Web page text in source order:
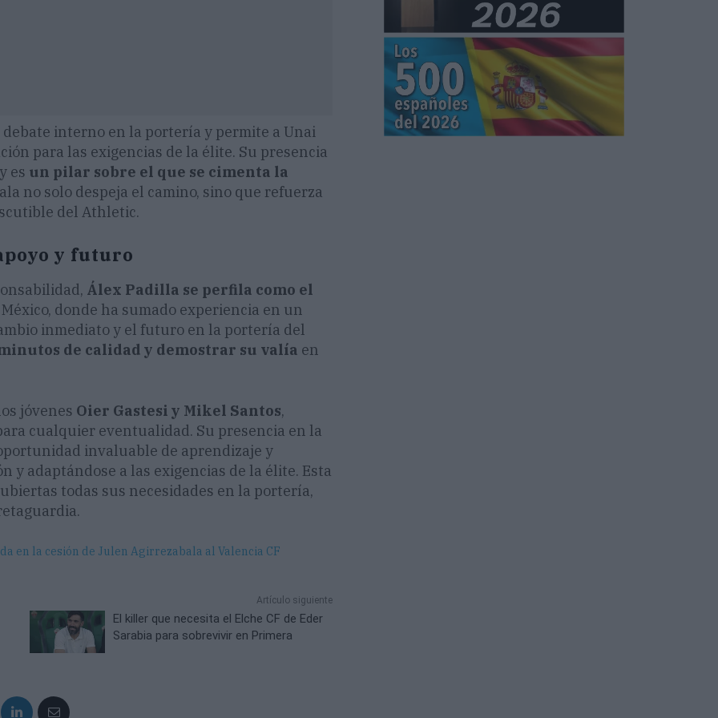
interno en la portería y permite a Unai
para las exigencias de la élite. Su presencia
es un pilar sobre el que se cimenta la
no solo despeja el camino, sino que refuerza
del Athletic.
y futuro
Álex Padilla se perfila como el
donde ha sumado experiencia en un
inmediato y el futuro en la portería del
de calidad y demostrar su valía en
jóvenes Oier Gastesi y Mikel Santos,
cualquier eventualidad. Su presencia en la
invaluable de aprendizaje y
y adaptándose a las exigencias de la élite. Esta
todas sus necesidades en la portería,
en la cesión de Julen Agirrezabala al Valencia CF
Artículo siguiente
El killer que necesita el Elche CF de Eder
Sarabia para sobrevivir en Primera